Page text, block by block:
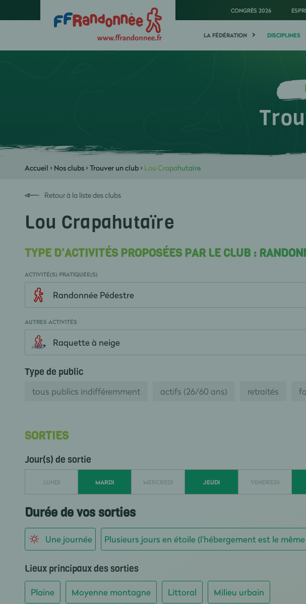
CONGRÈS 2026
LA FÉDÉRATION DISCIPLINES
Accueil > Nos clubs>Trouver un club> Lou Crapahutaïre
Retour à la liste des clubs
Lou Crapahutaïre
TYPE D'ACTIVITÉS PROPOSÉES PAR LE CLUB :
ACTIVITÉ(S) PRATIQUÉE(S)
Randonnée Pédestre
AUTRES ACTIVITÉS
Raquette à neige
Type de public
tous publics indifféremment actifs (26/60 ans) retraités
SORTIES
Jour(s) de sortie
LUNDI MARDI MERCREDI JEUDI VENDREDI
Durée de vos sorties
Une journée Plusieurs jours en étoile (l'hébergement est le
Lieux principaux des sorties
Plaine Moyenne montagne Littoral Milieu urbain